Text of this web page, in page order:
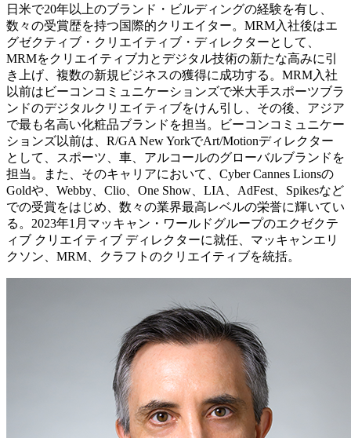
日米で20年以上のブランド・ビルディングの経験を有し、
数々の受賞歴を持つ国際的クリエイター。MRM入社後はエ
グゼクティブ・クリエイティブ・ディレクターとして、
MRMをクリエイティブ力とデジタル技術の新たな高みに引
き上げ、複数の新規ビジネスの獲得に成功する。MRM入社
以前はビーコンコミュニケーションズで米大手スポーツブラ
ンドのデジタルクリエイティブをけん引し、その後、アジア
で最も名高い化粧品ブランドを担当。ビーコンコミュニケー
ションズ以前は、R/GA New YorkでArt/Motionディレクター
として、スポーツ、車、アルコールのグローバルブランドを
担当。また、そのキャリアにおいて、Cyber Cannes Lionsの
Goldや、Webby、Clio、One Show、LIA、AdFest、Spikesなど
での受賞をはじめ、数々の業界最高レベルの栄誉に輝いてい
る。2023年1月マッキャン・ワールドグループのエクゼクテ
ィブ クリエイティブ ディレクターに就任、マッキャンエリ
クソン、MRM、クラフトのクリエイティブを統括。